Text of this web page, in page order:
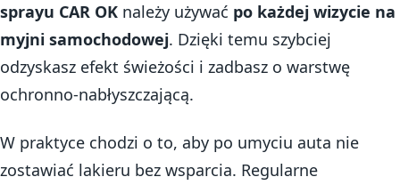
sprayu CAR OK należy używać po każdej wizycie na
myjni samochodowej. Dzięki temu szybciej
odzyskasz efekt świeżości i zadbasz o warstwę
ochronno-nabłyszczającą.
W praktyce chodzi o to, aby po umyciu auta nie
zostawiać lakieru bez wsparcia. Regularne